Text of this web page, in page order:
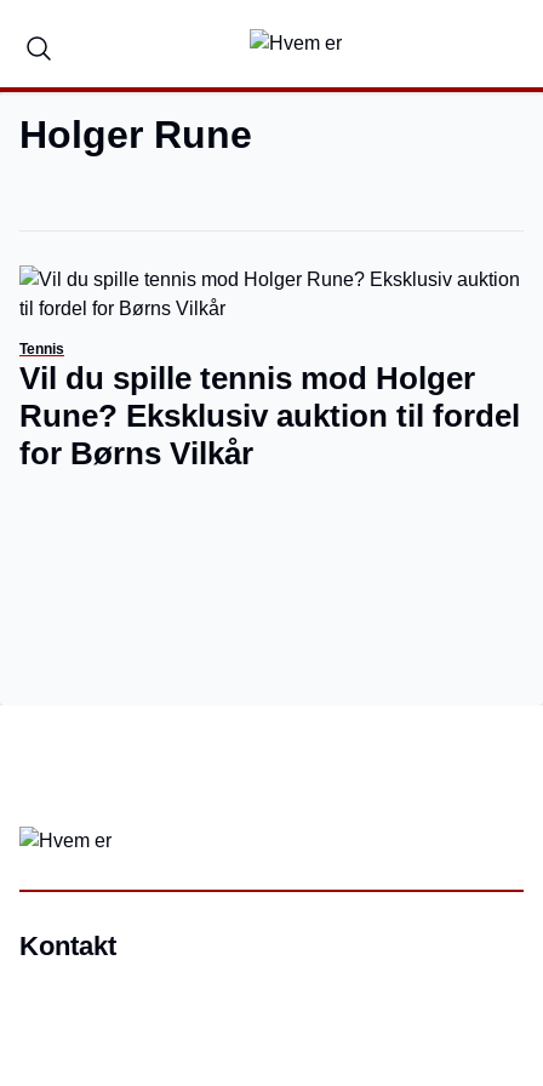
Holger Rune
Tennis
Vil du spille tennis mod Holger
Rune? Eksklusiv auktion til fordel
for Børns Vilkår
Kontakt